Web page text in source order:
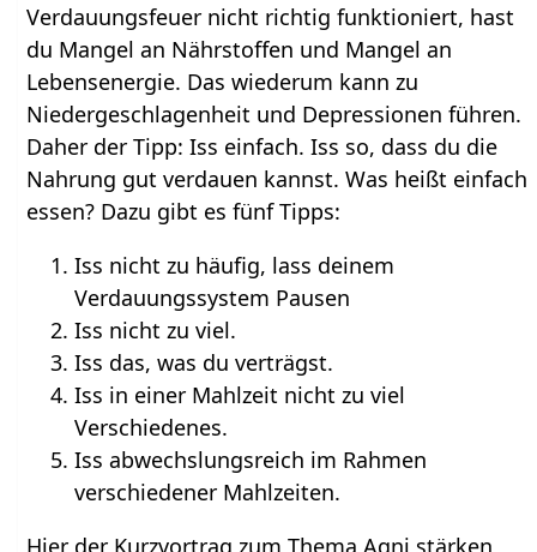
Verdauungsfeuer nicht richtig funktioniert, hast
du Mangel an Nährstoffen und Mangel an
Lebensenergie. Das wiederum kann zu
Niedergeschlagenheit und Depressionen führen.
Daher der Tipp: Iss einfach. Iss so, dass du die
Nahrung gut verdauen kannst. Was heißt einfach
essen? Dazu gibt es fünf Tipps:
Iss nicht zu häufig, lass deinem
Verdauungssystem Pausen
Iss nicht zu viel.
Iss das, was du verträgst.
Iss in einer Mahlzeit nicht zu viel
Verschiedenes.
Iss abwechslungsreich im Rahmen
verschiedener Mahlzeiten.
Hier der Kurzvortrag zum Thema Agni stärken,